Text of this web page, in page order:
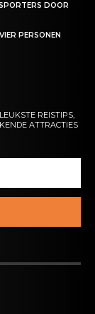
DOOR
PERSONEN
REISTIPS,
ATTRACTIES